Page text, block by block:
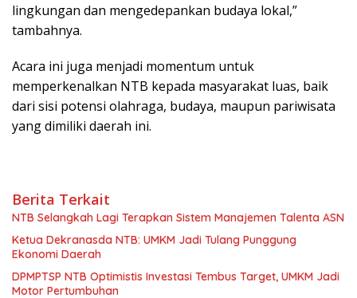
lingkungan dan mengedepankan budaya lokal,”
tambahnya.
Acara ini juga menjadi momentum untuk
memperkenalkan NTB kepada masyarakat luas, baik
dari sisi potensi olahraga, budaya, maupun pariwisata
yang dimiliki daerah ini.
Berita Terkait
NTB Selangkah Lagi Terapkan Sistem Manajemen Talenta ASN
Ketua Dekranasda NTB: UMKM Jadi Tulang Punggung
Ekonomi Daerah
DPMPTSP NTB Optimistis Investasi Tembus Target, UMKM Jadi
Motor Pertumbuhan